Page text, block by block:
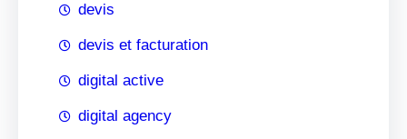
devis
devis et facturation
digital active
digital agency